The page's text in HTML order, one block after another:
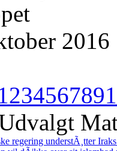
2016
23456789
regering understÃ¸tter